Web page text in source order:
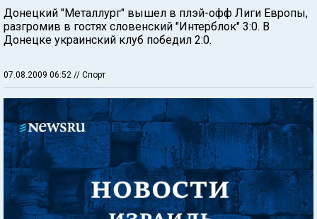
Донецкий "Металлург" вышел в плэй-офф Лиги Европы,
разгромив в гостях словенский "Интерблок" 3:0. В
Донецке украинский клуб победил 2:0.
07.08.2009 06:52 // Спорт